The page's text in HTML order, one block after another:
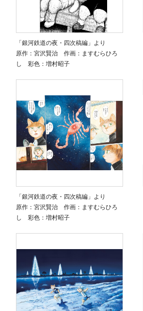
「銀河鉄道の夜・四次稿編」より
原作：宮沢賢治 作画：ますむらひろ
し 彩色：増村昭子
「銀河鉄道の夜・四次稿編」より
原作：宮沢賢治 作画：ますむらひろ
し 彩色：増村昭子